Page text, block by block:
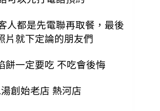
人都是先電聯再取餐， 最後
片就下定論的朋友們
餅一定要吃 不吃會後悔
創始老店 熱河店